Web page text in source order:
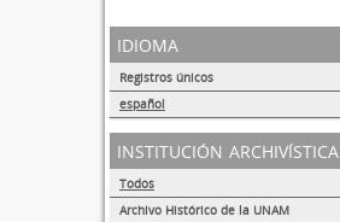
idioma
Registros únicos
español
institución archivística
Todos
Archivo Histórico de la UNAM